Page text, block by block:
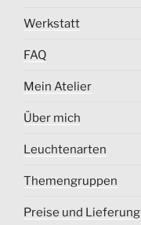
Werkstatt
FAQ
Mein Atelier
Über mich
Leuchtenarten
Themengruppen
Preise und Lieferung